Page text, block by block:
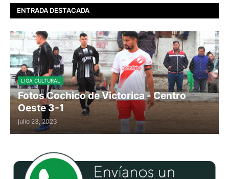
ENTRADA DESTACADA
LIGA CULTURAL
Fotos Cochico de Victorica - Centro
Oeste 3-1
julio 23, 2023